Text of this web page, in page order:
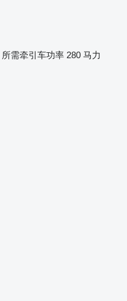
所需牵引车功率 280 马力